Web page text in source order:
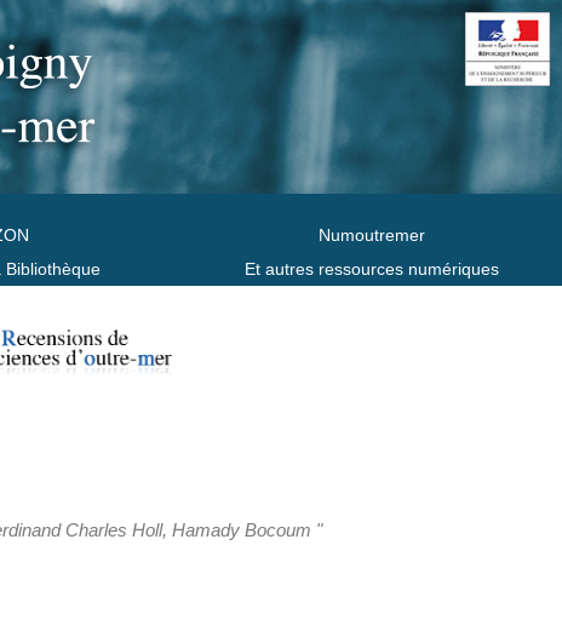
Bibliothèque
Numoutremer
Et autres ressources numériques
Charles Holl, Hamady Bocoum "